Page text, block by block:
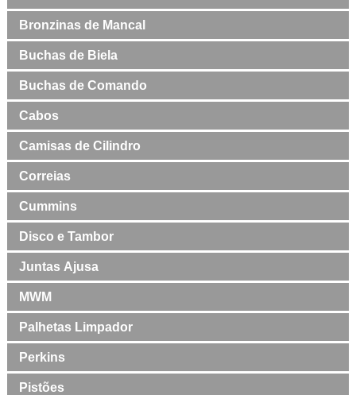
Bronzinas de Mancal
Buchas de Biela
Buchas de Comando
Cabos
Camisas de Cilindro
Correias
Cummins
Disco e Tambor
Juntas Ajusa
MWM
Palhetas Limpador
Perkins
Pistões